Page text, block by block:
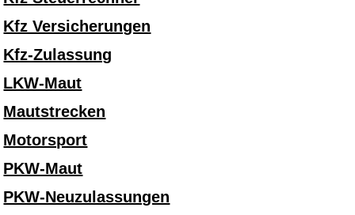
Kfz Versicherungen
Kfz-Zulassung
LKW-Maut
Mautstrecken
Motorsport
PKW-Maut
PKW-Neuzulassungen